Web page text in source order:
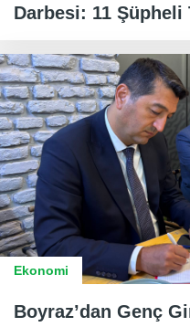
Darbesi: 11 Şüpheli
Ekonomi
Boyraz’dan Genç